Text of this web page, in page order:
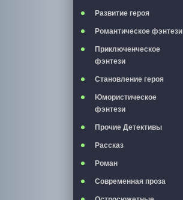
Развитие героя
Романтическое фэнтези
Приключенческое
фэнтези
Становление героя
Юмористическое
фэнтези
Прочие Детективы
Рассказ
Роман
Современная проза